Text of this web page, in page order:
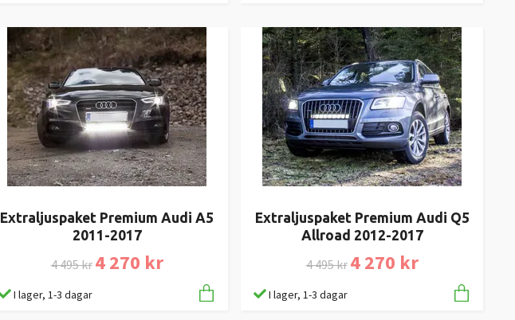
Extraljuspaket Premium Audi A5
2011-2017
4 495 kr 4 270 kr
I lager, 1-3 dagar
Extraljuspaket Premium Audi Q5
Allroad 2012-2017
4 495 kr 4 270 kr
I lager, 1-3 dagar